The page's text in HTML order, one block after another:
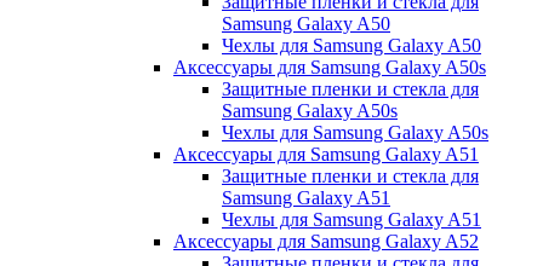
Samsung Galaxy A50
Чехлы для Samsung Galaxy A50
Аксессуары для Samsung Galaxy A50s
Защитные пленки и стекла для
Samsung Galaxy A50s
Чехлы для Samsung Galaxy A50s
Аксессуары для Samsung Galaxy A51
Защитные пленки и стекла для
Samsung Galaxy A51
Чехлы для Samsung Galaxy A51
Аксессуары для Samsung Galaxy A52